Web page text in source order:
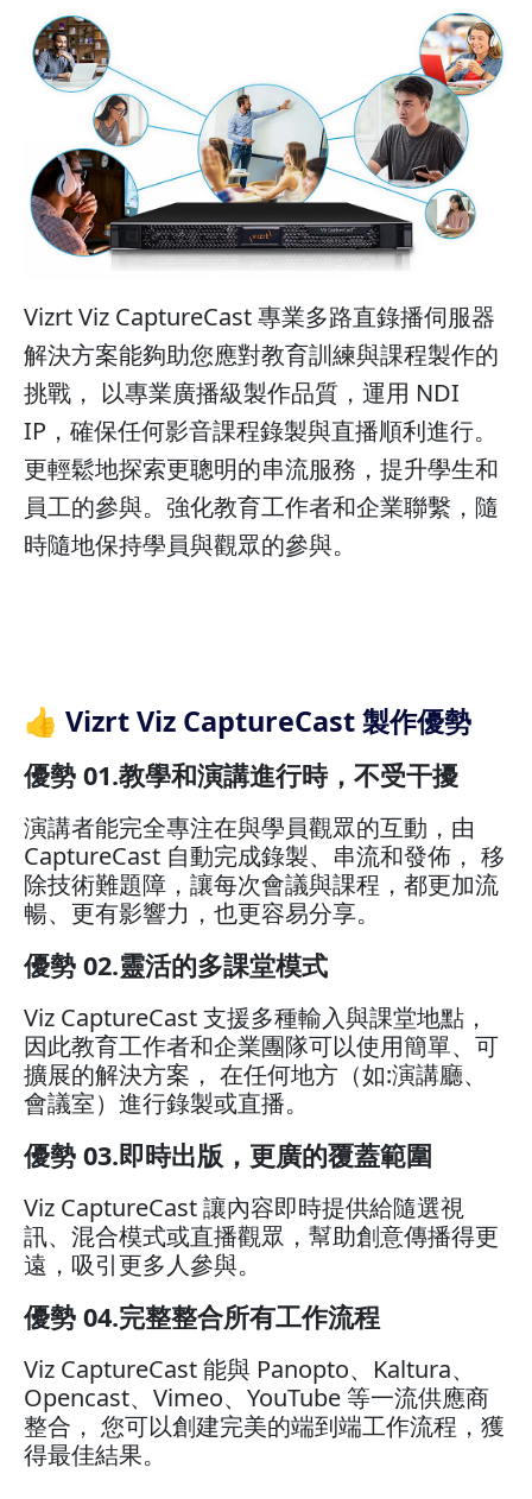
Vizrt Viz CaptureCast 專業多路直錄播伺服器
解決方案能夠助您應對教育訓練與課程製作的
挑戰， 以專業廣播級製作品質，運用 NDI
IP，確保任何影音課程錄製與直播順利進行。
更輕鬆地探索更聰明的串流服務，提升學生和
員工的參與。強化教育工作者和企業聯繫，隨
時隨地保持學員與觀眾的參與。
👍 Vizrt Viz CaptureCast 製作優勢
優勢 01.教學和演講進行時，不受干擾
演講者能完全專注在與學員觀眾的互動，由
CaptureCast 自動完成錄製、串流和發佈， 移
除技術難題障，讓每次會議與課程，都更加流
暢、更有影響力，也更容易分享。
優勢 02.靈活的多課堂模式
Viz CaptureCast 支援多種輸入與課堂地點，
因此教育工作者和企業團隊可以使用簡單、可
擴展的解決方案， 在任何地方（如:演講廳、
會議室）進行錄製或直播。
優勢 03.即時出版，更廣的覆蓋範圍
Viz CaptureCast 讓內容即時提供給隨選視
訊、混合模式或直播觀眾，幫助創意傳播得更
遠，吸引更多人參與。
優勢 04.完整整合所有工作流程
Viz CaptureCast 能與 Panopto、Kaltura、
Opencast、Vimeo、YouTube 等一流供應商
整合， 您可以創建完美的端到端工作流程，獲
得最佳結果。